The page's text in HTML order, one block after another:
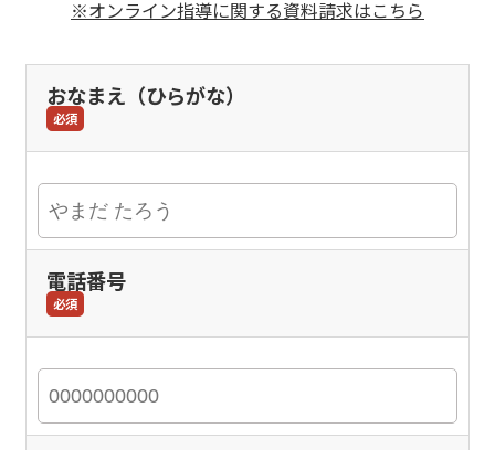
※オンライン指導に関する資料請求はこちら
おなまえ（ひらがな）
必須
電話番号
必須